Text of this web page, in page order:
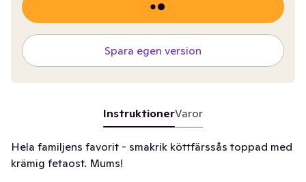
Spara egen version
InstruktionerVaror
Hela familjens favorit - smakrik köttfärssås toppad med
krämig fetaost. Mums!